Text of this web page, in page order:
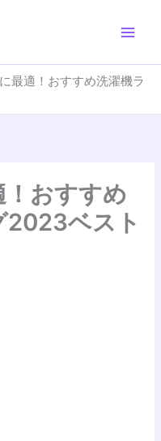
最適！おすすめ洗濯機ラ
おすすめ
2023ベスト